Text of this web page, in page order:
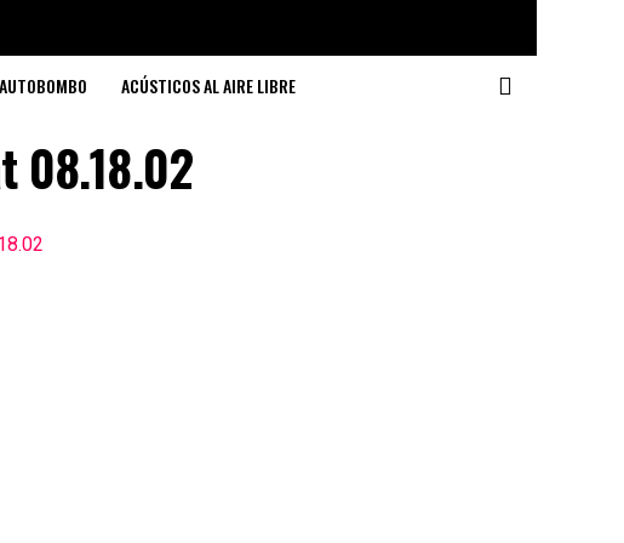
AUTOBOMBO ACÚSTICOS AL AIRE LIBRE
08.18.02